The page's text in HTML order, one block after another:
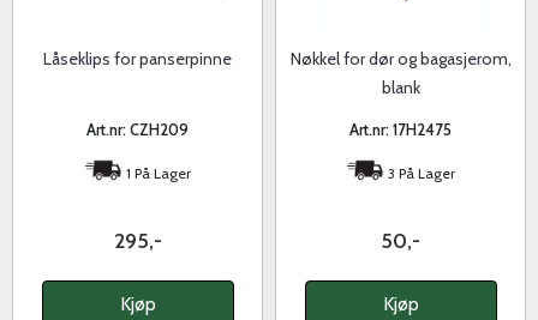
Låseklips for panserpinne
Art.nr: CZH209
1 På Lager
295,-
Kjøp
Nøkkel for dør og bagasjerom,
blank
Art.nr: 17H2475
3 På Lager
50,-
Kjøp